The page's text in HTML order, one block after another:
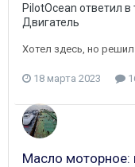
PilotOcean ответил в
Двигатель
Хотел здесь, но решил
18 марта 2023
Масло моторное: